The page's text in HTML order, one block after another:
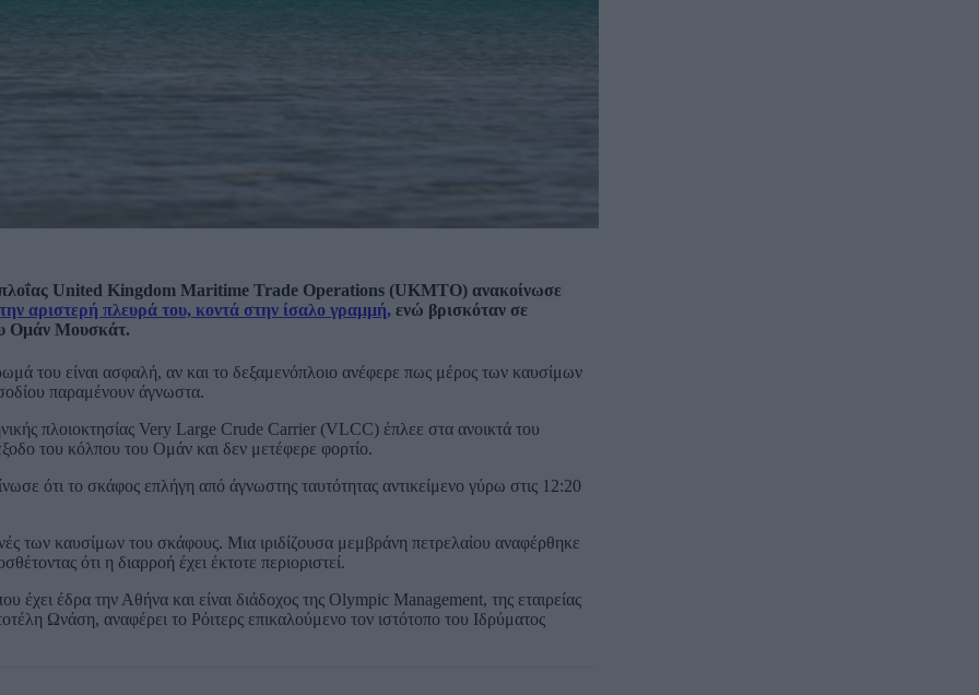
United Kingdom Maritime Trade Operations (UKMTO) ανακοίνωσε
αριστερή πλευρά του, κοντά στην ίσαλο γραμμή, ενώ βρισκόταν σε
Ομάν Μουσκάτ.
του είναι ασφαλή, αν και το δεξαμενόπλοιο ανέφερε πως μέρος των καυσίμων
παραμένουν άγνωστα.
πλοιοκτησίας Very Large Crude Carrier (VLCC) έπλεε στα ανοικτά του
του κόλπου του Ομάν και δεν μετέφερε φορτίο.
ότι το σκάφος επλήγη από άγνωστης ταυτότητας αντικείμενο γύρω στις 12:20
των καυσίμων του σκάφους. Μια ιριδίζουσα μεμβράνη πετρελαίου αναφέρθηκε
ότι η διαρροή έχει έκτοτε περιοριστεί.
έδρα την Αθήνα και είναι διάδοχος της Olympic Management, της εταιρείας
Ωνάση, αναφέρει το Ρόιτερς επικαλούμενο τον ιστότοπο του Ιδρύματος